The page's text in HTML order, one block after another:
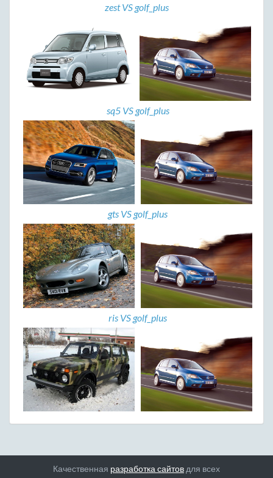
zest VS golf_plus
sq5 VS golf_plus
gts VS golf_plus
ris VS golf_plus
Качественная разработка сайтов для всех